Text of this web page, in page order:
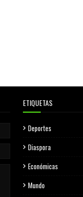
ETIQUETAS
Deportes
Diaspora
Económicas
Mundo